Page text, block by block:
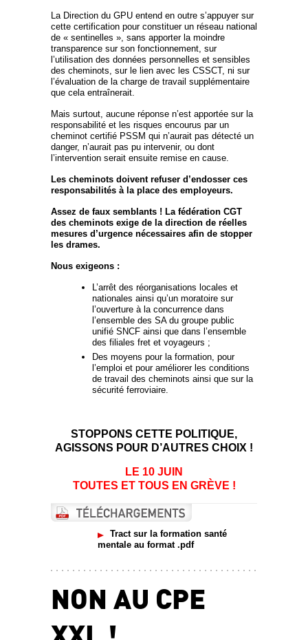
La Direction du GPU entend en outre s’appuyer sur
cette certification pour constituer un réseau national
de « sentinelles », sans apporter la moindre
transparence sur son fonctionnement, sur
l’utilisation des données personnelles et sensibles
des cheminots, sur le lien avec les CSSCT, ni sur
l’évaluation de la charge de travail supplémentaire
que cela entraînerait.
Mais surtout, aucune réponse n’est apportée sur la
responsabilité et les risques encourus par un
cheminot certifié PSSM qui n’aurait pas détecté un
danger, n’aurait pas pu intervenir, ou dont
l’intervention serait ensuite remise en cause.
Les cheminots doivent refuser d’endosser ces
responsabilités à la place des employeurs.
Assez de faux semblants ! La fédération CGT
des cheminots exige de la direction de réelles
mesures d’urgence nécessaires afin de stopper
les drames.
Nous exigeons :
L’arrêt des réorganisations locales et
nationales ainsi qu’un moratoire sur
l’ouverture à la concurrence dans
l’ensemble des SA du groupe public
unifié SNCF ainsi que dans l’ensemble
des filiales fret et voyageurs ;
Des moyens pour la formation, pour
l’emploi et pour améliorer les conditions
de travail des cheminots ainsi que sur la
sécurité ferroviaire.
STOPPONS CETTE POLITIQUE,
AGISSONS POUR D’AUTRES CHOIX !
LE 10 JUIN
TOUTES ET TOUS EN GRÈVE !
Tract sur la formation santé
mentale au format .pdf
NON AU CPE